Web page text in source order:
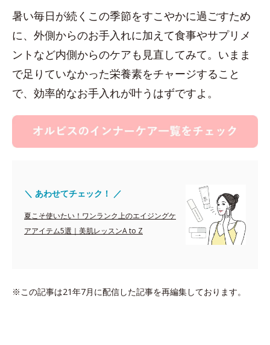
暑い毎日が続くこの季節をすこやかに過ごすため
に、外側からのお手入れに加えて食事やサプリメ
ントなど内側からのケアも見直してみて。いまま
で足りていなかった栄養素をチャージすること
で、効率的なお手入れが叶うはずですよ。
＼ あわせてチェック！ ／
夏こそ使いたい！ワンランク上のエイジングケ
アアイテム5選｜美肌レッスンA to Z
※この記事は21年7月に配信した記事を再編集しております。